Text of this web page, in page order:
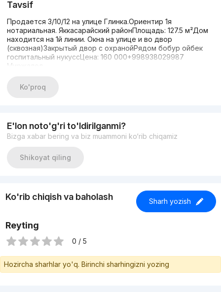
Tavsif
Продается 3/10/12 на улице Глинка.Ориентир 1я
нотариальная. Яккасарайский районПлощадь: 127.5 м²Дом
находится на 1й линии. Окна на улице и во двор
(сквозная)Закрытый двор с охранойРядом бобур ойбек
госпитальный нукуссЦена: 160 000+998938029987
Миржалол
Ko'proq
E'lon noto'g'ri to'ldirilganmi?
Bizga xabar bering va biz muammoni ko‘rib chiqamiz
Shikoyat qiling
Ko'rib chiqish va baholash Sharh yozish
Reyting
0 / 5
Hozircha sharhlar yo'q. Birinchi sharhingizni yozing